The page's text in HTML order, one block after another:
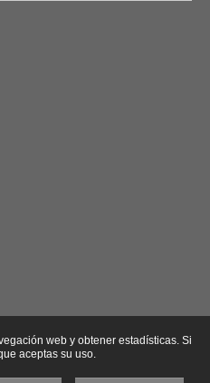
web y obtener estadísticas. Si
aceptas su uso.